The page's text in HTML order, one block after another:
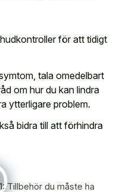
för att tidigt
tala omedelbart
om hur du kan lindra
ytterligare problem.
bidra till att förhindra
Tillbehör du måste ha